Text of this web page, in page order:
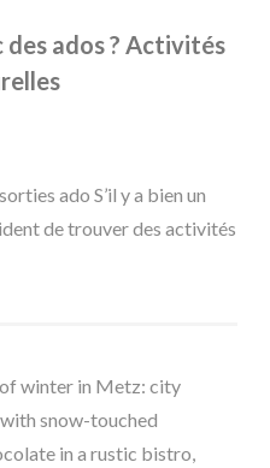
ados ? Activités
ado S’il y a bien un
de trouver des activités